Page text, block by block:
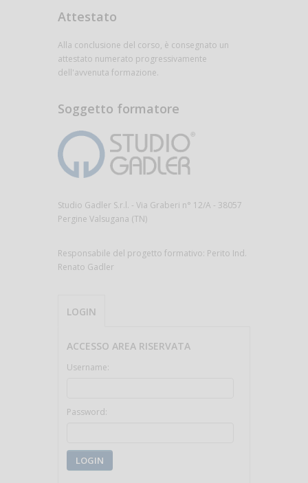
Attestato
Alla conclusione del corso, è consegnato un
attestato numerato progressivamente
dell'avvenuta formazione.
Soggetto formatore
Studio Gadler S.r.l. - Via Graberi n° 12/A - 38057
Pergine Valsugana (TN)
Responsabile del progetto formativo: Perito Ind.
Renato Gadler
LOGIN
ACCESSO AREA RISERVATA
Username:
Password:
LOGIN